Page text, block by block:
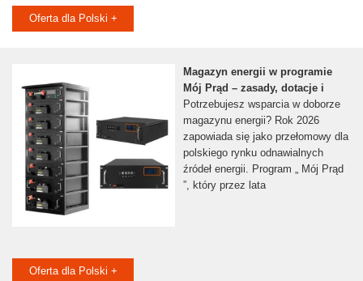
Oferta dla Polski +
Magazyn energii w programie
Mój Prąd – zasady, dotacje i
Potrzebujesz wsparcia w doborze
magazynu energii? Rok 2026
zapowiada się jako przełomowy dla
polskiego rynku odnawialnych
źródeł energii. Program „ Mój Prąd
”, który przez lata
Oferta dla Polski +